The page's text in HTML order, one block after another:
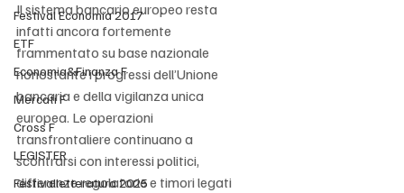
Festival Economia 2017
ETF
Economia&Finanza F
Mercati F
Cross F
LEGISTER
Festivalletteratura 2025
Il sistema bancario europeo resta
infatti ancora fortemente
frammentato su base nazionale
nonostante i progressi dell’Unione
bancaria e della vigilanza unica
europea. Le operazioni
transfrontaliere continuano a
scontrarsi con interessi politici,
differenze regolatorie e timori legati